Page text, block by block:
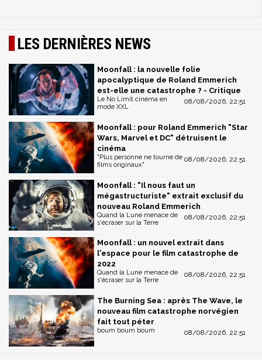
LES DERNIÈRES NEWS
Moonfall : la nouvelle folie
apocalyptique de Roland Emmerich
est-elle une catastrophe ? - Critique
08/08/2026, 22:51
Le No Limit cinéma en
mode XXL
Moonfall : pour Roland Emmerich "Star
Wars, Marvel et DC" détruisent le
cinéma
08/08/2026, 22:51
"Plus personne ne tourne de
films originaux"
Moonfall : "Il nous faut un
mégastructuriste" extrait exclusif du
nouveau Roland Emmerich
08/08/2026, 22:51
Quand la Lune menace de
s'écraser sur la Terre
Moonfall : un nouvel extrait dans
l'espace pour le film catastrophe de
2022
08/08/2026, 22:51
Quand la Lune menace de
s'écraser sur la Terre
The Burning Sea : après The Wave, le
nouveau film catastrophe norvégien
fait tout péter
08/08/2026, 22:51
boum boum boum